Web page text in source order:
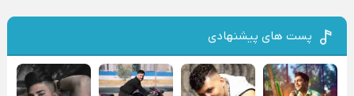
پست های پیشنهادی